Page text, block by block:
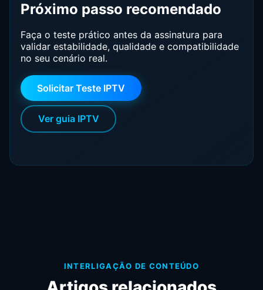
Próximo passo recomendado
Faça o teste prático antes da assinatura para
validar estabilidade, qualidade e compatibilidade
no seu cenário real.
Solicitar Teste IPTV
Ver guia IPTV
INTERLIGAÇÃO DE CONTEÚDO